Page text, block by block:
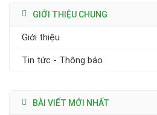
GIỚI THIỆU CHUNG
Giới thiệu
Tin tức - Thông báo
BÀI VIẾT MỚI NHẤT